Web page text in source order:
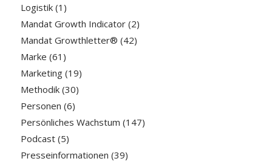
Logistik(1)
Mandat Growth Indicator(2)
Mandat Growthletter® (42)
Marke (61)
Marketing(19)
Methodik(30)
Personen (6)
Persönliches Wachstum (147)
Podcast(5)
Presseinformationen (39)